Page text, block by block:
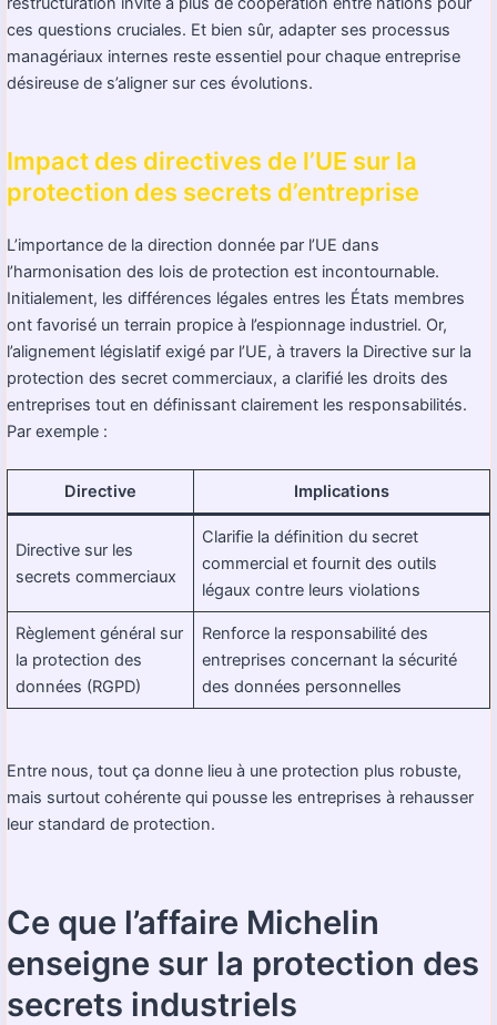
ces questions cruciales. Et bien sûr, adapter ses processus
managériaux internes reste essentiel pour chaque entreprise
désireuse de s’aligner sur ces évolutions.
Impact des directives de l’UE sur la
protection des secrets d’entreprise
L’importance de la direction donnée par l’UE dans
l’harmonisation des lois de protection est incontournable.
Initialement, les différences légales entres les États membres
ont favorisé un terrain propice à l’espionnage industriel. Or,
l’alignement législatif exigé par l’UE, à travers la Directive sur la
protection des secret commerciaux, a clarifié les droits des
entreprises tout en définissant clairement les responsabilités.
Par exemple :
Directive Implications
Directive sur les
secrets commerciaux
Clarifie la définition du secret
commercial et fournit des outils
légaux contre leurs violations
Règlement général sur
la protection des
données (RGPD)
Renforce la responsabilité des
entreprises concernant la sécurité
des données personnelles
Entre nous, tout ça donne lieu à une protection plus robuste,
mais surtout cohérente qui pousse les entreprises à rehausser
leur standard de protection.
Ce que l’affaire Michelin
enseigne sur la protection des
secrets industriels